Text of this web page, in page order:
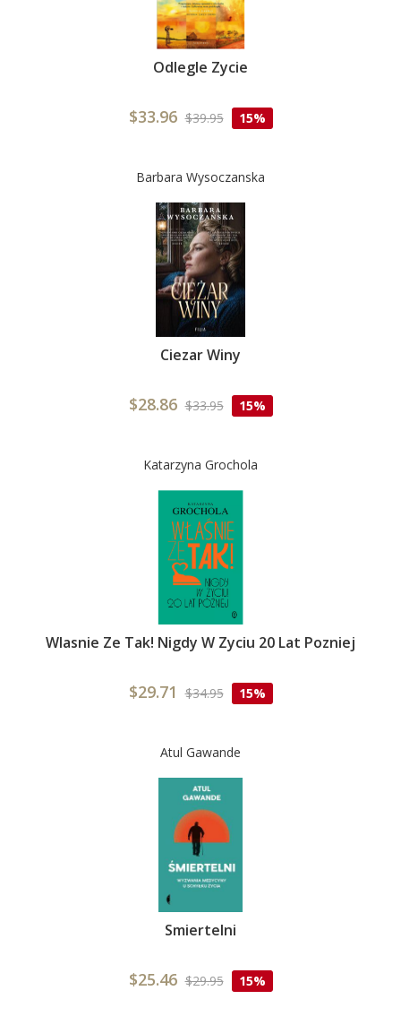
Odlegle Zycie
$33.96 $39.95 15%
Barbara Wysoczanska
Ciezar Winy
$28.86 $33.95 15%
Katarzyna Grochola
Wlasnie Ze Tak! Nigdy W Zyciu 20 Lat Pozniej
$29.71 $34.95 15%
Atul Gawande
Smiertelni
$25.46 $29.95 15%